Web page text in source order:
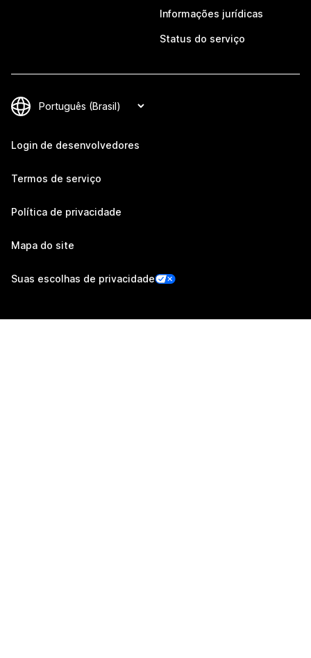
Informações jurídicas
Status do serviço
Login de desenvolvedores
Termos de serviço
Política de privacidade
Mapa do site
Suas escolhas de privacidade